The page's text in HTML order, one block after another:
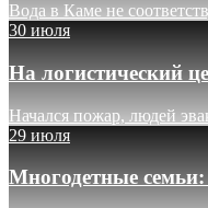
Вода в Каме не
30 июля
На логистический
Начался пожар, людей
29 июля
Многодетные